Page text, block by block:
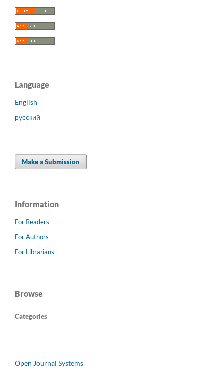
Language
English
русский
Make a Submission
Information
For Readers
For Authors
For Librarians
Browse
Categories
Open Journal Systems